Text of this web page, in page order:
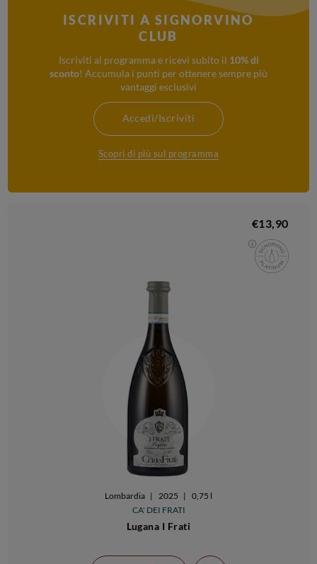
ISCRIVITI A SIGNORVINO
CLUB
Iscriviti al programma e ricevi subito il 10% di
sconto! Accumula i punti per ottenere sempre più
vantaggi esclusivi
Accedi/Iscriviti
Scopri di più sul programma
€13,90
Lombardia | 2025 |
0,75 l
CA' DEI FRATI
Lugana I Frati